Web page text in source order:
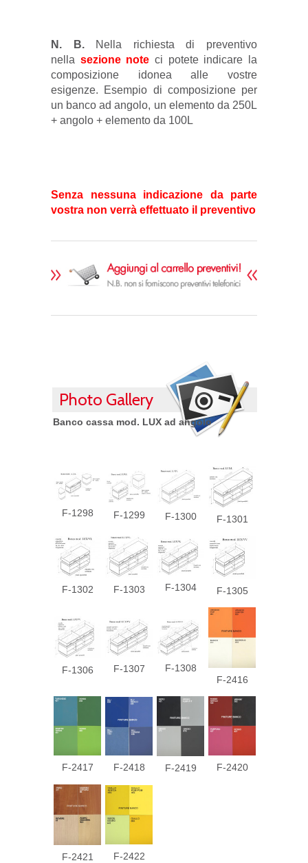
N. B.
Nella richiesta di preventivo
nella sezione note ci potete indicare la
composizione idonea alle vostre
esigenze. Esempio di composizione per
un banco ad angolo, un elemento da 250L
+ angolo + elemento da 100L
Senza nessuna indicazione da parte
vostra non verrà effettuato il preventivo
Photo Gallery
Banco cassa mod. LUX ad angolo
F-1298 F-1299 F-1300 F-1301
F-1302 F-1303 F-1304 F-1305
F-1306 F-1307
F-1308
F-2416
F-2417 F-2418 F-2419 F-2420
F-2421 F-2422